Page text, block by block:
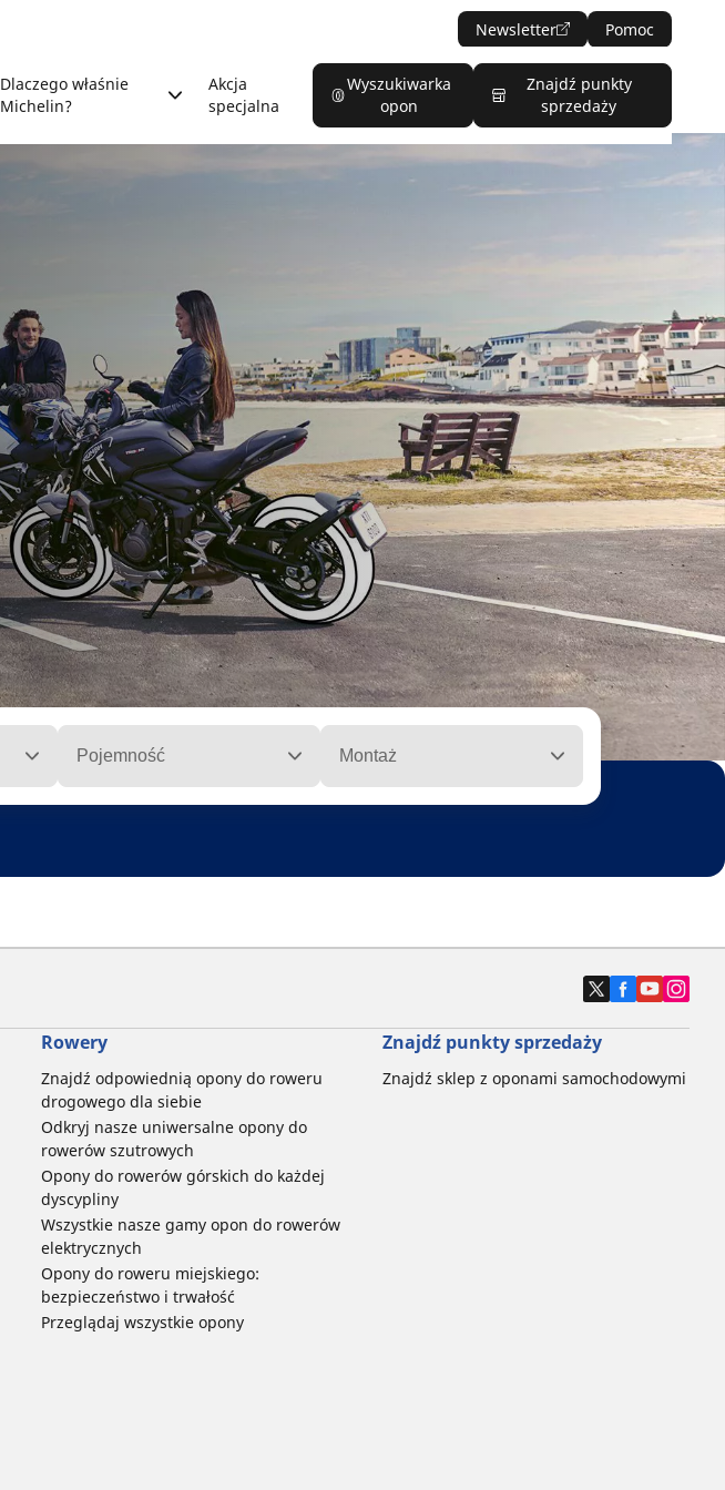
Newsletter Pomoc
Dlaczego właśnie
Michelin?
Akcja
specjalna
Wyszukiwarka
opon
Znajdź punkty
sprzedaży
Pojemność Montaż
Rowery
Znajdź odpowiednią opony do roweru
drogowego dla siebie
Odkryj nasze uniwersalne opony do
rowerów szutrowych
Opony do rowerów górskich do każdej
dyscypliny
Wszystkie nasze gamy opon do rowerów
elektrycznych
Opony do roweru miejskiego:
bezpieczeństwo i trwałość
Przeglądaj wszystkie opony
Znajdź punkty sprzedaży
Znajdź sklep z oponami samochodowymi